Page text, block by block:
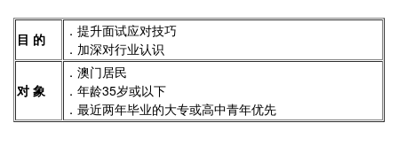
目 的
．提升面试应对技巧
．加深对行业认识
对 象
．澳门居民
．年龄35岁或以下
．最近两年毕业的大专或高中青年优先